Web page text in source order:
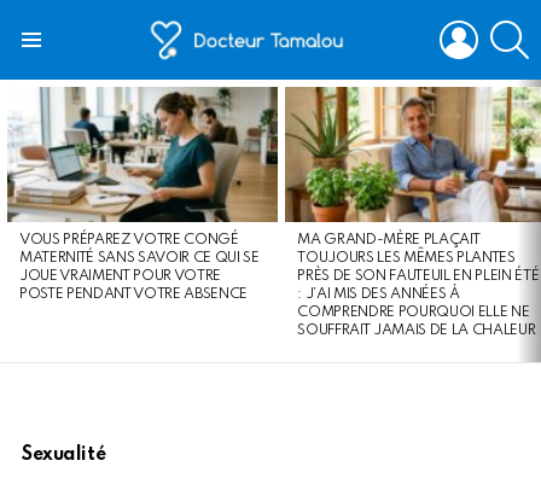
LOGIN
STORIES
VOUS PRÉPAREZ VOTRE CONGÉ
MATERNITÉ SANS SAVOIR CE QUI SE
JOUE VRAIMENT POUR VOTRE
POSTE PENDANT VOTRE ABSENCE
MA GRAND-MÈRE PLAÇAIT
TOUJOURS LES MÊMES PLANTES
PRÈS DE SON FAUTEUIL EN PLEIN ÉTÉ
: J’AI MIS DES ANNÉES À
COMPRENDRE POURQUOI ELLE NE
SOUFFRAIT JAMAIS DE LA CHALEUR
Sexualité